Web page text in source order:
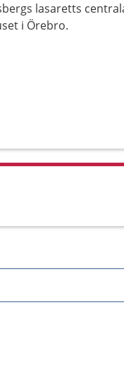
lasaretts
i Örebro.